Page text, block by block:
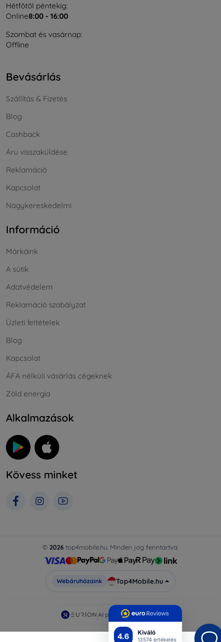
4.6 Kiváló
13574 értékelés
Hétfőtől péntekig:
Online8:00 - 16:00
Szombat és vasárnap:
Offline
Bevásárlás
Szállítás & Fizetés
Blog
Cashback
Áru visszaküldése
Reklamáció
Kapcsolat
Nagykereskedelmi
Információ
Márkáink
A sütik
Adatvédelem
Reklamáció szabályzat
Üzleti feltételek
Blog
Kapcsolat
ÁFA nélküli vásárlás cégeknek
Zöld energia
Alkalmazások
Kövess minket
© 2026 top4mobile.hu. Minden jog fenntartva.
Webáruházaink Top4Mobile.hu
AI powered byEurion